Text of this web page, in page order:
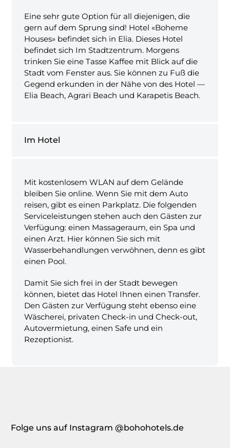
Eine sehr gute Option für all diejenigen, die
gern auf dem Sprung sind! Hotel «Boheme
Houses» befindet sich in Elia. Dieses Hotel
befindet sich Im Stadtzentrum. Morgens
trinken Sie eine Tasse Kaffee mit Blick auf die
Stadt vom Fenster aus. Sie können zu Fuß die
Gegend erkunden in der Nähe von des Hotel —
Elia Beach, Agrari Beach und Karapetis Beach.
Im Hotel
Mit kostenlosem WLAN auf dem Gelände
bleiben Sie online. Wenn Sie mit dem Auto
reisen, gibt es einen Parkplatz. Die folgenden
Serviceleistungen stehen auch den Gästen zur
Verfügung: einen Massageraum, ein Spa und
einen Arzt. Hier können Sie sich mit
Wasserbehandlungen verwöhnen, denn es gibt
einen Pool.
Damit Sie sich frei in der Stadt bewegen
können, bietet das Hotel Ihnen einen Transfer.
Den Gästen zur Verfügung steht ebenso eine
Wäscherei, privaten Check-in und Check-out,
Autovermietung, einen Safe und ein
Rezeptionist.
Folge uns auf Instagram @bohohotels.de